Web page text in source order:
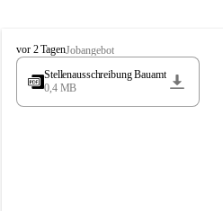
S
t
s
vor 2 TagenJobangebot
Stellenausschreibung Bauamt
0,4 MB